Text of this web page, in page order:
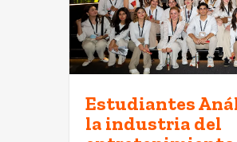
Estudiantes
la industria del